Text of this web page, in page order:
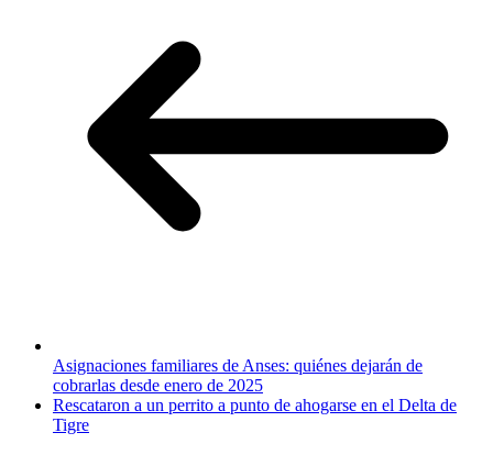
Asignaciones familiares de Anses: quiénes dejarán de
cobrarlas desde enero de 2025
Rescataron a un perrito a punto de ahogarse en el Delta de
Tigre